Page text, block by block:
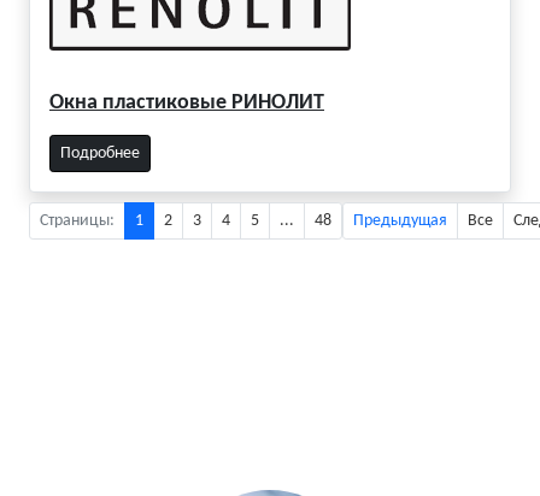
Окна пластиковые РИНОЛИТ
Подробнее
Страницы: 1 2 3 4 5 ... 48 Предыдущая Все